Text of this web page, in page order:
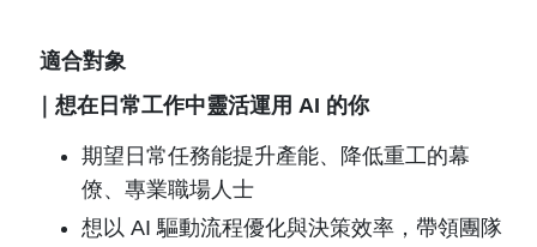
適合對象
｜想在日常工作中靈活運用 AI 的你
期望日常任務能提升產能、降低重工的幕
僚、專業職場人士
想以 AI 驅動流程優化與決策效率，帶領團隊